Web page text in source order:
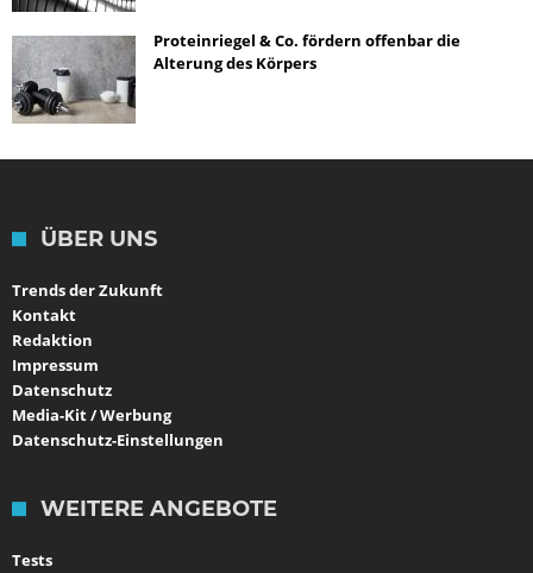
Proteinriegel & Co. fördern offenbar die
Alterung des Körpers
ÜBER UNS
Trends der Zukunft
Kontakt
Redaktion
Impressum
Datenschutz
Media-Kit / Werbung
Datenschutz-Einstellungen
WEITERE ANGEBOTE
Tests